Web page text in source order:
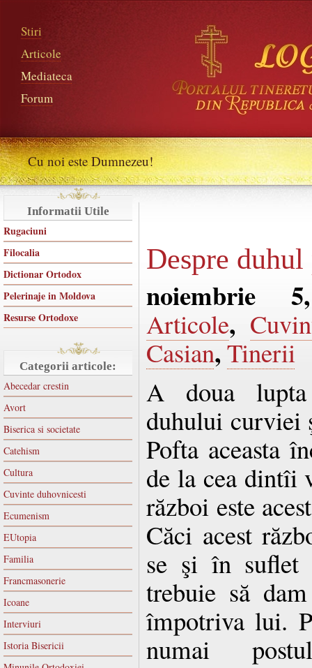
Stiri
Articole
Mediateca
Forum
Cu noi este Dumnezeu!
Informatii Utile
Rugaciuni
Filocalia
Dictionar Ortodox
Pelerinaje in Moldova
Resurse Ortodoxe
Categorii articole:
Abecedar crestin
Avort
Biserica si societate
Catehism
Cultura
Cuvinte duhovnicesti
Ecumenism
EUtopia
Familia
Francmasonerie
Icoane
Interviuri
Istoria Bisericii
Despre
noiembrie
Articole,
Casian,Tinerii
A doua
duhului
Pofta aceasta
de la cea dintîi
război este
Căci acest
se şi în suflet
trebuie să
împotriva lui.
numai